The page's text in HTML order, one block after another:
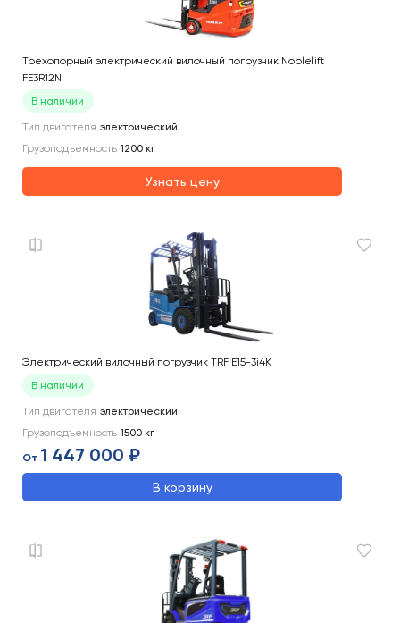
Трехопорный электрический вилочный погрузчик Noblelift
FE3R12N
В наличии
Тип двигателя электрический
Грузоподъемность 1200 кг
Узнать цену
Электрический вилочный погрузчик TRF E15-3i4K
В наличии
Тип двигателя электрический
Грузоподъемность 1500 кг
От 1 447 000 ₽
В корзину